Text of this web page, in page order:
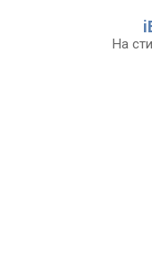
На